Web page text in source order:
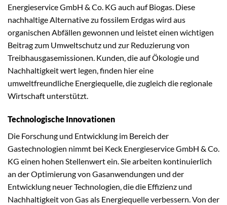
Energieservice GmbH & Co. KG auch auf Biogas. Diese
nachhaltige Alternative zu fossilem Erdgas wird aus
organischen Abfällen gewonnen und leistet einen wichtigen
Beitrag zum Umweltschutz und zur Reduzierung von
Treibhausgasemissionen. Kunden, die auf Ökologie und
Nachhaltigkeit wert legen, finden hier eine
umweltfreundliche Energiequelle, die zugleich die regionale
Wirtschaft unterstützt.
Technologische Innovationen
Die Forschung und Entwicklung im Bereich der
Gastechnologien nimmt bei Keck Energieservice GmbH & Co.
KG einen hohen Stellenwert ein. Sie arbeiten kontinuierlich
an der Optimierung von Gasanwendungen und der
Entwicklung neuer Technologien, die die Effizienz und
Nachhaltigkeit von Gas als Energiequelle verbessern. Von der